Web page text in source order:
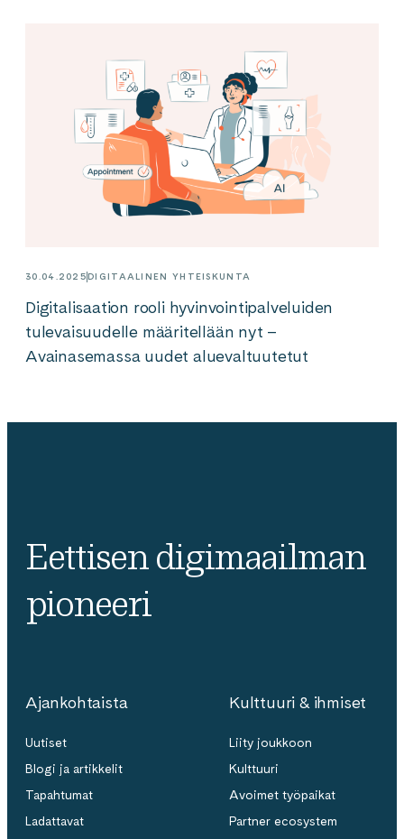
30.04.2025DIGITAALINEN YHTEISKUNTA
Digitalisaation rooli hyvinvointipalveluiden
tulevaisuudelle määritellään nyt –
Avainasemassa uudet aluevaltuutetut
Eettisen digimaailman
pioneeri
Ajankohtaista
Uutiset
Blogi ja artikkelit
Tapahtumat
Ladattavat
Kulttuuri & ihmiset
Liity joukkoon
Kulttuuri
Avoimet työpaikat
Partner ecosystem